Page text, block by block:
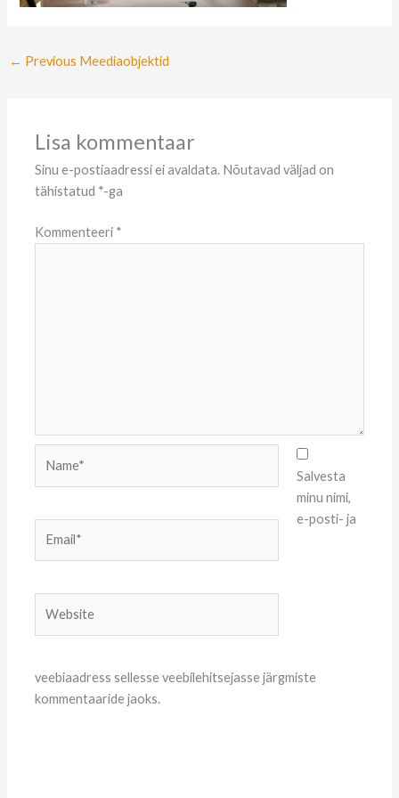
← Previous Meediaobjektid
Lisa kommentaar
Sinu e-postiaadressi ei avaldata. Nõutavad väljad on
tähistatud *-ga
Kommenteeri *
Salvesta
minu nimi,
e-posti- ja
veebiaadress sellesse veebilehitsejasse järgmiste
kommentaaride jaoks.